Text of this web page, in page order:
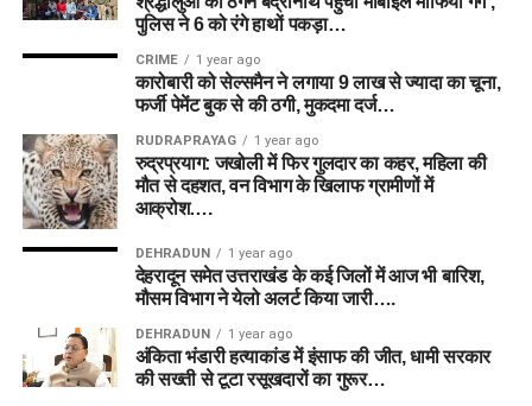
पुलिस ने 6 को रंगे हाथों पकड़ा…
CRIME 1 year ago
कारोबारी को सेल्समैन ने लगाया 9 लाख से ज्यादा का चूना,
फर्जी पेमेंट बुक से की ठगी, मुकदमा दर्ज…
RUDRAPRAYAG 1 year ago
रुद्रप्रयाग: जखोली में फिर गुलदार का कहर, महिला की
मौत से दहशत, वन विभाग के खिलाफ ग्रामीणों में
आक्रोश….
DEHRADUN 1 year ago
देहरादून समेत उत्तराखंड के कई जिलों में आज भी बारिश,
मौसम विभाग ने येलो अलर्ट किया जारी….
DEHRADUN 1 year ago
अंकिता भंडारी हत्याकांड में इंसाफ की जीत, धामी सरकार
की सख्ती से टूटा रसूखदारों का गुरूर…